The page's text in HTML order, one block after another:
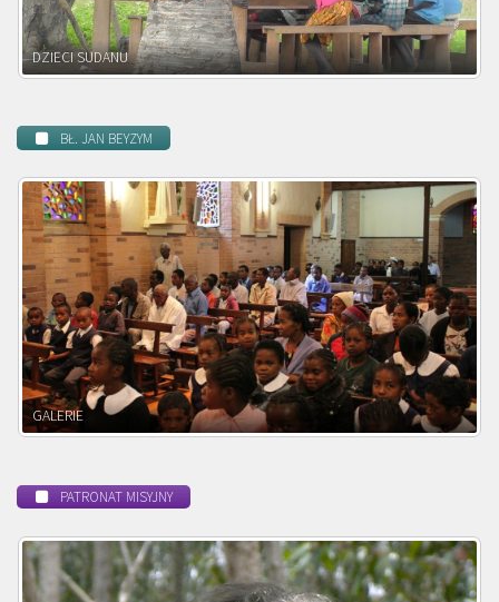
DZIECI ZAMBII
BŁ. JAN BEYZYM
POWOŁANIE MISYJNE
PATRONAT MISYJNY